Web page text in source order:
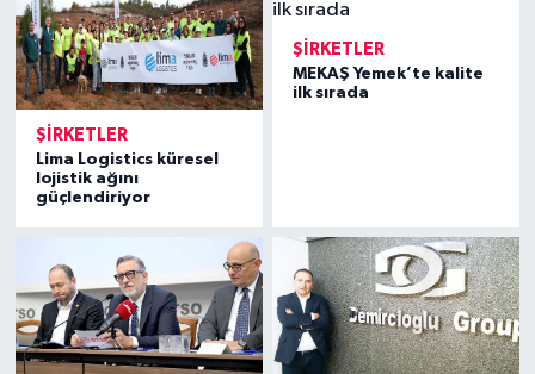
ŞIRKETLER
Lima Logistics küresel
lojistik ağını
güçlendiriyor
ŞIRKETLER
MEKAŞ Yemek’te kalite
ilk sırada